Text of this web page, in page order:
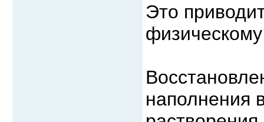
Это
наполнения